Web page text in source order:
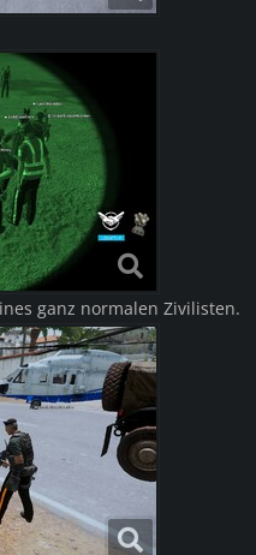
ganz normalen Zivilisten.